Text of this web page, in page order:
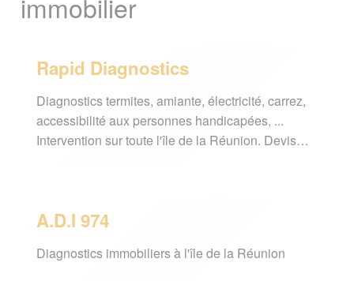
Guide diagnostic immobilier
Page créée le 28 novembre 2011.
Immobilier
Signaler une erreur ou Proposer une
immobilier
Rapid Diagnostics
Diagnostics termites, amiante, électricité, carrez,
accessibilité aux personnes handicapées, ...
Intervention sur toute l'île de la Réunion. Devis…
A.D.I 974
Diagnostics immobiliers à l'île de la Réunion